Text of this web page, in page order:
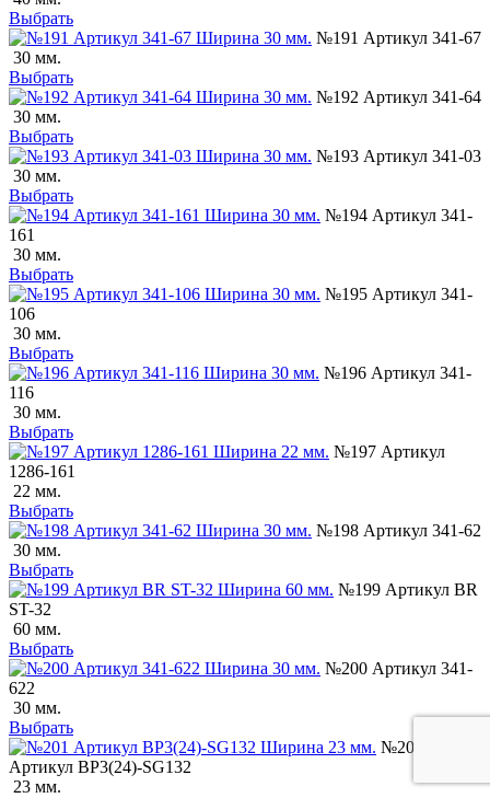
Выбрать
№191 Артикул 341-67
30 мм.
Выбрать
№192 Артикул 341-64
30 мм.
Выбрать
№193 Артикул 341-03
30 мм.
Выбрать
№194 Артикул 341-
161
30 мм.
Выбрать
№195 Артикул 341-
106
30 мм.
Выбрать
№196 Артикул 341-
116
30 мм.
Выбрать
№197 Артикул
1286-161
22 мм.
Выбрать
№198 Артикул 341-62
30 мм.
Выбрать
№199 Артикул BR
ST-32
60 мм.
Выбрать
№200 Артикул 341-
622
30 мм.
Выбрать
№201
Артикул BP3(24)-SG132
23 мм.